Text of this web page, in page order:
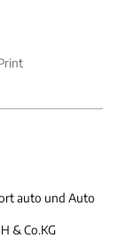
auto und Auto
& Co.KG